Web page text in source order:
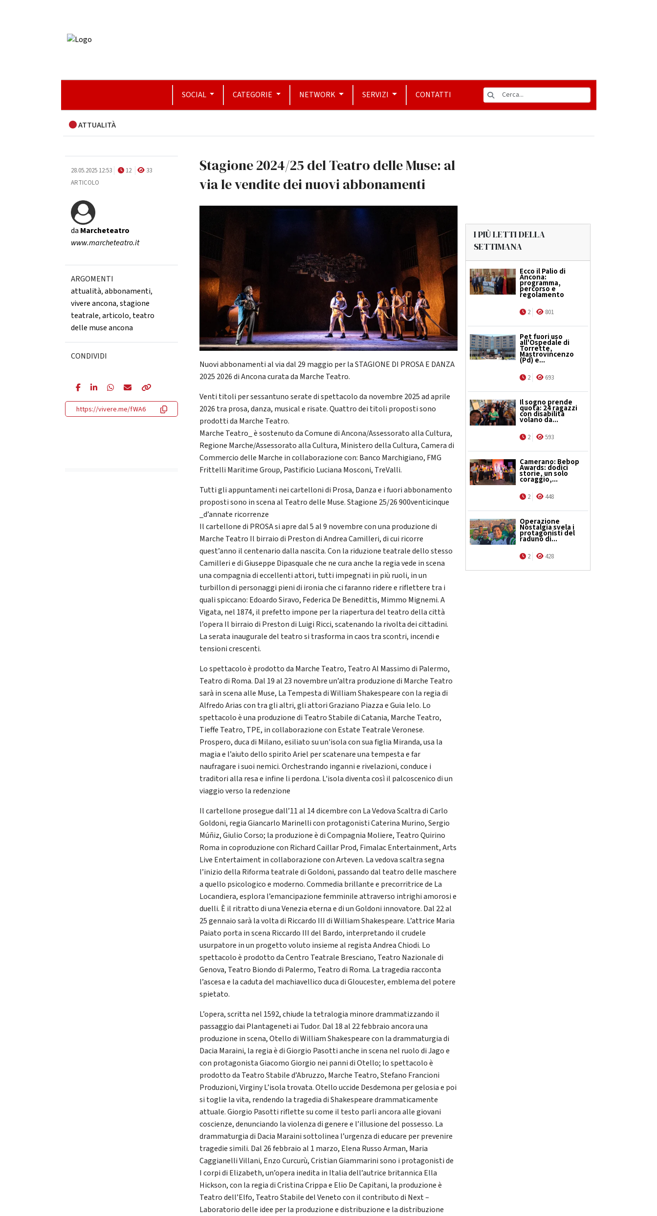
SOCIAL CATEGORIE NETWORK SERVIZI CONTATTI
ATTUALITÀ
28.05.2025 12:53 12
33
ARTICOLO
da Marcheteatro
www.marcheteatro.it
ARGOMENTI
attualità,abbonamenti,
vivere ancona,stagione
teatrale,articolo, teatro
delle muse ancona
CONDIVIDI
https://vivere.me/fWA6
Stagione 2024/25 del Teatro delle Muse: al
via le vendite dei nuovi abbonamenti
Nuovi abbonamenti al via dal 29 maggio per la STAGIONE DI PROSA E DANZA
2025 2026 di Ancona curata da Marche Teatro.
Venti titoli per sessantuno serate di spettacolo da novembre 2025 ad aprile
2026 tra prosa, danza, musical e risate. Quattro dei titoli proposti sono
prodotti da Marche Teatro.
Marche Teatro_ è sostenuto da Comune di Ancona/Assessorato alla Cultura,
Regione Marche/Assessorato alla Cultura, Ministero della Cultura, Camera di
Commercio delle Marche in collaborazione con: Banco Marchigiano, FMG
Frittelli Maritime Group, Pastificio Luciana Mosconi, TreValli.
Tutti gli appuntamenti nei cartelloni di Prosa, Danza e i fuori abbonamento
proposti sono in scena al Teatro delle Muse. Stagione 25/26 900venticinque
_d’annate ricorrenze
Il cartellone di PROSA si apre dal 5 al 9 novembre con una produzione di
Marche Teatro Il birraio di Preston di Andrea Camilleri, di cui ricorre
quest’anno il centenario dalla nascita. Con la riduzione teatrale dello stesso
Camilleri e di Giuseppe Dipasquale che ne cura anche la regia vede in scena
una compagnia di eccellenti attori, tutti impegnati in più ruoli, in un
turbillon di personaggi pieni di ironia che ci faranno ridere e riflettere tra i
quali spiccano: Edoardo Siravo, Federica De Benedittis, Mimmo Mignemi. A
Vigata, nel 1874, il prefetto impone per la riapertura del teatro della città
l’opera Il birraio di Preston di Luigi Ricci, scatenando la rivolta dei cittadini.
La serata inaugurale del teatro si trasforma in caos tra scontri, incendi e
tensioni crescenti.
Lo spettacolo è prodotto da Marche Teatro, Teatro Al Massimo di Palermo,
Teatro di Roma. Dal 19 al 23 novembre un’altra produzione di Marche Teatro
sarà in scena alle Muse, La Tempesta di William Shakespeare con la regia di
Alfredo Arias con tra gli altri, gli attori Graziano Piazza e Guia Ielo. Lo
spettacolo è una produzione di Teatro Stabile di Catania, Marche Teatro,
Tieffe Teatro, TPE, in collaborazione con Estate Teatrale Veronese.
Prospero, duca di Milano, esiliato su un'isola con sua figlia Miranda, usa la
magia e l’aiuto dello spirito Ariel per scatenare una tempesta e far
naufragare i suoi nemici. Orchestrando inganni e rivelazioni, conduce i
traditori alla resa e infine li perdona. L'isola diventa così il palcoscenico di un
viaggio verso la redenzione
Il cartellone prosegue dall’11 al 14 dicembre con La Vedova Scaltra di Carlo
Goldoni, regia Giancarlo Marinelli con protagonisti Caterina Murino, Sergio
Múñiz, Giulio Corso; la produzione è di Compagnia Moliere, Teatro Quirino
Roma in coproduzione con Richard Caillar Prod, Fimalac Entertainment, Arts
Live Entertaiment in collaborazione con Arteven. La vedova scaltra segna
l’inizio della Riforma teatrale di Goldoni, passando dal teatro delle maschere
a quello psicologico e moderno. Commedia brillante e precorritrice de La
Locandiera, esplora l’emancipazione femminile attraverso intrighi amorosi e
duelli. È il ritratto di una Venezia eterna e di un Goldoni innovatore. Dal 22 al
25 gennaio sarà la volta di Riccardo III di William Shakespeare. L’attrice Maria
Paiato porta in scena Riccardo III del Bardo, interpretando il crudele
usurpatore in un progetto voluto insieme al regista Andrea Chiodi. Lo
spettacolo è prodotto da Centro Teatrale Bresciano, Teatro Nazionale di
Genova, Teatro Biondo di Palermo, Teatro di Roma. La tragedia racconta
l’ascesa e la caduta del machiavellico duca di Gloucester, emblema del potere
spietato.
L’opera, scritta nel 1592, chiude la tetralogia minore drammatizzando il
passaggio dai Plantageneti ai Tudor. Dal 18 al 22 febbraio ancora una
produzione in scena, Otello di William Shakespeare con la drammaturgia di
Dacia Maraini, la regia è di Giorgio Pasotti anche in scena nel ruolo di Jago e
con protagonista Giacomo Giorgio nei panni di Otello; lo spettacolo è
prodotto da Teatro Stabile d’Abruzzo, Marche Teatro, Stefano Francioni
Produzioni, Virginy L’isola trovata. Otello uccide Desdemona per gelosia e poi
si toglie la vita, rendendo la tragedia di Shakespeare drammaticamente
attuale. Giorgio Pasotti riflette su come il testo parli ancora alle giovani
coscienze, denunciando la violenza di genere e l’illusione del possesso. La
drammaturgia di Dacia Maraini sottolinea l’urgenza di educare per prevenire
tragedie simili. Dal 26 febbraio al 1 marzo, Elena Russo Arman, Maria
Caggianelli Villani, Enzo Curcurù, Cristian Giammarini sono i protagonisti de
I corpi di Elizabeth, un’opera inedita in Italia dell’autrice britannica Ella
Hickson, con la regia di Cristina Crippa e Elio De Capitani, la produzione è
Teatro dell’Elfo, Teatro Stabile del Veneto con il contributo di Next –
Laboratorio delle idee per la produzione e distribuzione e la distribuzione
I PIÙ LETTI DELLA
SETTIMANA
Ecco il Palio di
Ancona:
programma,
percorso e
regolamento
2 801
Pet fuori uso
all'Ospedale di
Torrette,
Mastrovincenzo
(Pd) e...
2 693
Il sogno prende
quota: 24 ragazzi
con disabilità
volano da...
2 593
Camerano: Bebop
Awards: dodici
storie, un solo
coraggio,...
2 448
Operazione
Nostalgia svela i
protagonisti del
raduno di...
2 428